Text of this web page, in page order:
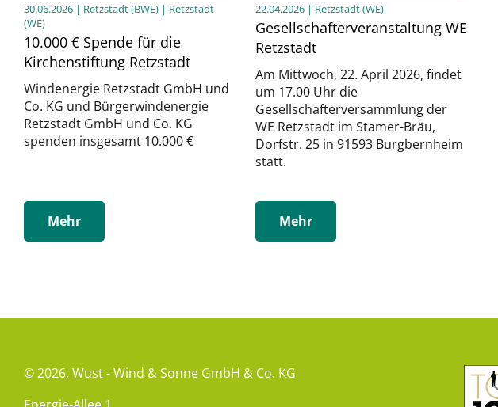
30.06.2026 | Retzstadt (BWE) | Retzstadt
(WE)
10.000 € Spende für die
Kirchenstiftung Retzstadt
Windenergie Retzstadt GmbH und
Co. KG und Bürgerwindenergie
Retzstadt GmbH und Co. KG
spenden insgesamt 10.000 €
Mehr
22.04.2026 | Retzstadt (WE)
Gesellschafterveranstaltung WE
Retzstadt
Am Mittwoch, 22. April 2026, findet
um 17.00 Uhr die
Gesellschafterversammlung der
WE Retzstadt im Stamer-Bräu,
Dorfstr. 25 in 91593 Burgbernheim
statt.
Mehr
© 2026, Wust - Wind & Sonne GmbH & Co. KG